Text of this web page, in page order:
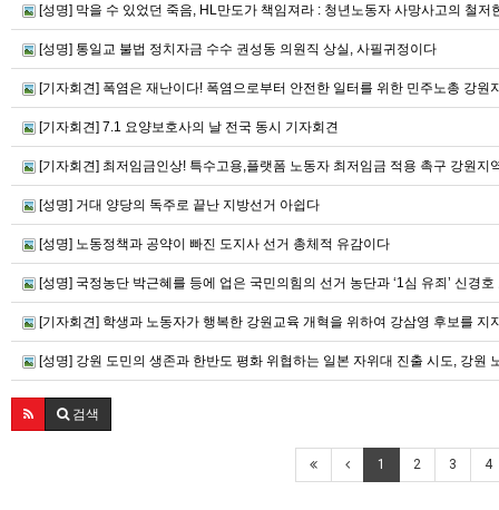
[성명] 막을 수 있었던 죽음, HL만도가 책임져라 : 청년노동자 사망사고의 철
[성명] 통일교 불법 정치자금 수수 권성동 의원직 상실, 사필귀정이다
[기자회견] 폭염은 재난이다! 폭염으로부터 안전한 일터를 위한 민주노총 강원
[기자회견] 7.1 요양보호사의 날 전국 동시 기자회견
[기자회견] 최저임금인상! 특수고용,플랫폼 노동자 최저임금 적용 촉구 강원지
[성명] 거대 양당의 독주로 끝난 지방선거 아쉽다
[성명] 노동정책과 공약이 빠진 도지사 선거 총체적 유감이다
[성명] 국정농단 박근혜를 등에 업은 국민의힘의 선거 농단과 ‘1심 유죄’ 신경
[기자회견] 학생과 노동자가 행복한 강원교육 개혁을 위하여 강삼영 후보를 지
[성명] 강원 도민의 생존과 한반도 평화 위협하는 일본 자위대 진출 시도, 강원
검색
1 2 3 4